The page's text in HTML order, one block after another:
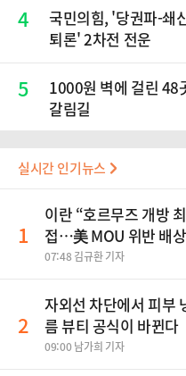
4
국민의힘, '당권파-쇄
퇴론' 2차전 전운
5
1000원 벽에 걸린
갈림길
실시간 인기뉴스
1
이란 “호르무즈 개방
접…美 MOU 위반 배
07:48 김규환 기자
2
자외선 차단에서 피부
름 뷰티 공식이 바뀐다
09:00 남가희 기자